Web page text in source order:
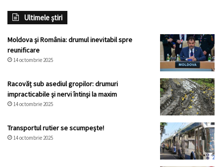
Ultimele știri
Moldova și România: drumul inevitabil spre
reunificare
14 octombrie 2025
Racovăț sub asediul gropilor: drumuri
impracticabile și nervi întinși la maxim
14 octombrie 2025
Transportul rutier se scumpește!
14 octombrie 2025